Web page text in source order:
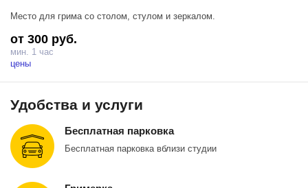
Место для грима со столом, стулом и зеркалом.
от 300 руб.
мин. 1 час
цены
Удобства и услуги
Бесплатная парковка
Бесплатная парковка вблизи студии